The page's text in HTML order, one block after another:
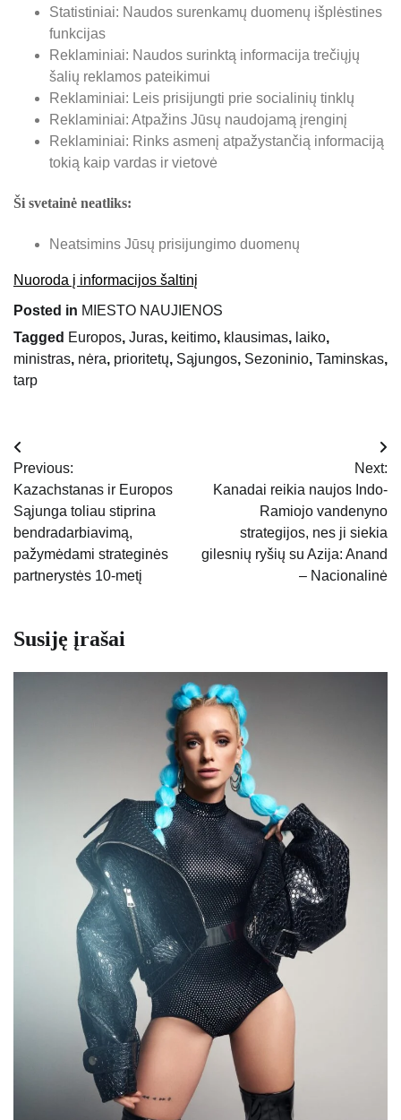
Statistiniai: Naudos surenkamų duomenų išplėstines
funkcijas
Reklaminiai: Naudos surinktą informacija trečiųjų
šalių reklamos pateikimui
Reklaminiai: Leis prisijungti prie socialinių tinklų
Reklaminiai: Atpažins Jūsų naudojamą įrenginį
Reklaminiai: Rinks asmenį atpažystančią informaciją
tokią kaip vardas ir vietovė
Ši svetainė neatliks:
Neatsimins Jūsų prisijungimo duomenų
Nuoroda į informacijos šaltinį
Posted in MIESTO NAUJIENOS
Tagged Europos, Juras, keitimo, klausimas, laiko,
ministras, nėra, prioritetų, Sąjungos, Sezoninio, Taminskas,
tarp
Navigacija
tarp
įrašų
Previous:
Kazachstanas ir Europos
Sąjunga toliau stiprina
bendradarbiavimą,
pažymėdami strateginės
partnerystės 10-metį
Next:
Kanadai reikia naujos Indo-
Ramiojo vandenyno
strategijos, nes ji siekia
gilesnių ryšių su Azija: Anand
– Nacionalinė
Susiję įrašai